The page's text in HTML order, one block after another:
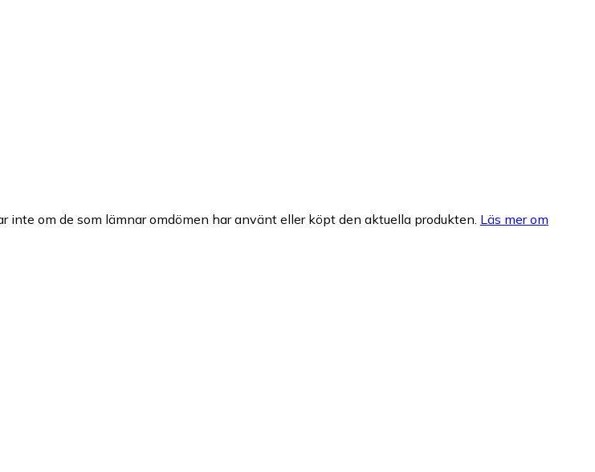
om de som lämnar omdömen har använt eller köpt den aktuella produkten. Läs mer om